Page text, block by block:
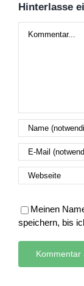
Hinterlasse
Meinen
speichern, bis